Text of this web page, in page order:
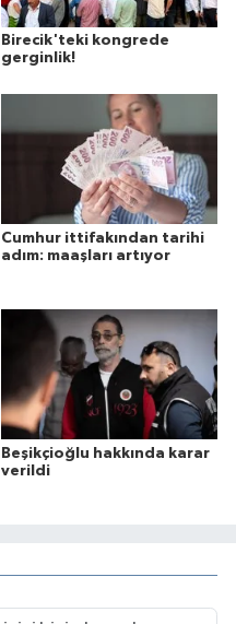
Birecik'teki kongrede
gerginlik!
Cumhur ittifakından tarihi
adım: maaşları artıyor
Beşikçioğlu hakkında karar
verildi